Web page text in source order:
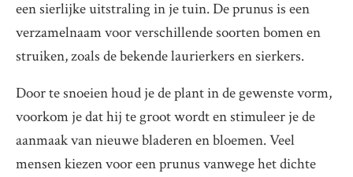
een sierlijke uitstraling in je tuin. De prunus is een
verzamelnaam voor verschillende soorten bomen en
struiken, zoals de bekende laurierkers en sierkers.
Door te snoeien houd je de plant in de gewenste vorm,
voorkom je dat hij te groot wordt en stimuleer je de
aanmaak van nieuwe bladeren en bloemen. Veel
mensen kiezen voor een prunus vanwege het dichte